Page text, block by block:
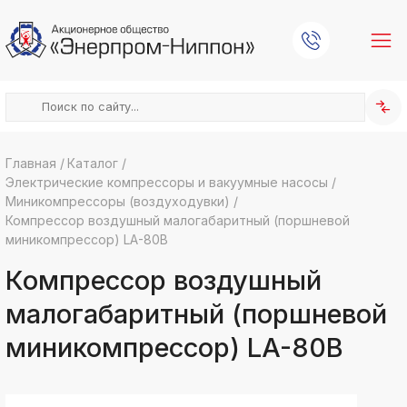
k
ksldkfjsdlfkjsls;ldfkgjsdl;kfkфыва
k
ksldkfjsdlfkjsls;ldfkgjsdl;kfkфыва
ksldkfjsdlfkjsls;ldfkgjsdl;kfkфыва
ksldkfjsdlfkjsls;ldfkgjsdl;kfkфыва
k
ksldkfjsdlfkjsls;ldfkgjsdl;kfkфыва
Главная / Каталог /
Электрические компрессоры и вакуумные насосы /
Миникомпрессоры (воздуходувки) /
Компрессор воздушный малогабаритный (поршневой
миникомпрессор) LA-80В
Компрессор воздушный
малогабаритный (поршневой
миникомпрессор) LA-80В